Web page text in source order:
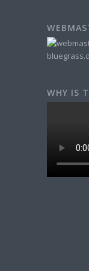
WHY IS